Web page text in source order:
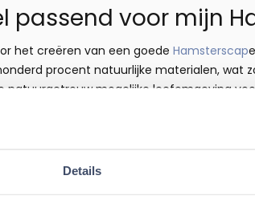
Details
passend voor mijn
het creëren van een goedeHamsterscap
procent natuurlijke materialen, wat
mogelijke leefomgeving
perfect binnen dat concept. Voor
knabbelhout, druiventakken of
ik nodig voor mijn